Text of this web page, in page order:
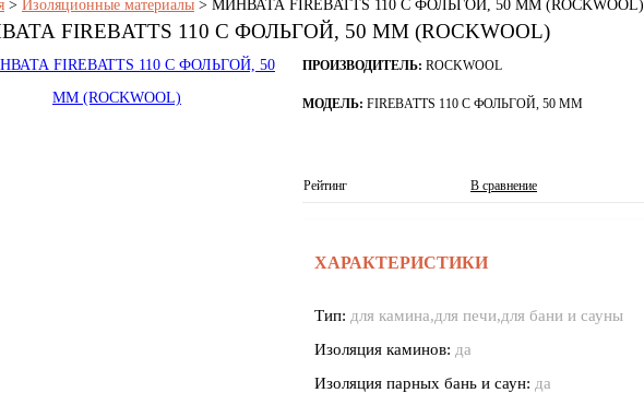
> Изоляционные материалы > МИНВАТА FIREBATTS 110 С ФОЛЬГОЙ, 50 ММ (ROCKWOOL)
FIREBATTS 110 С ФОЛЬГОЙ, 50 ММ (ROCKWOOL)
ПРОИЗВОДИТЕЛЬ: ROCKWOOL
МОДЕЛЬ: FIREBATTS 110 С ФОЛЬГОЙ, 50 ММ
Рейтинг В сравнение
ХАРАКТЕРИСТИКИ
Тип: для камина,для печи,для бани и сауны
Изоляция каминов: да
Изоляция парных бань и саун: да